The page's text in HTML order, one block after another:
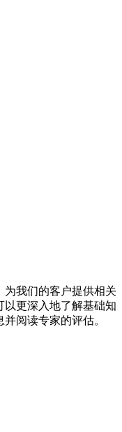
为我们的客户提供相关
更深入地了解基础知
阅读专家的评估。